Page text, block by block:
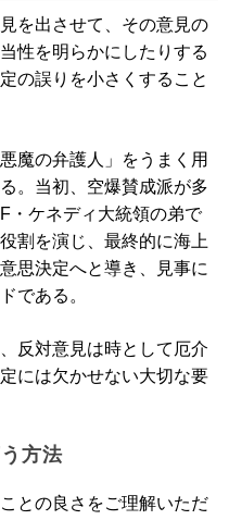
を出させて、その意見の
性を明らかにしたりする
の誤りを小さくすること
魔の弁護人」をうまく用
。当初、空爆賛成派が多
・ケネディ大統領の弟で
割を演じ、最終的に海上
思決定へと導き、見事に
である。
反対意見は時として厄介
には欠かせない大切な要
方法
との良さをご理解いただ